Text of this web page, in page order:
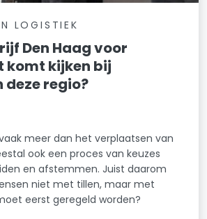
LOGISTIEK
Den Haag voor
komt kijken bij
deze regio?
meer dan het verplaatsen van
ook een proces van keuzes
en afstemmen. Juist daarom
niet met tillen, maar met
eerst geregeld worden?